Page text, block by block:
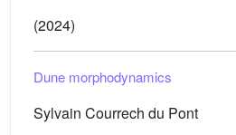
(2024)
Dune morphodynamics
Sylvain Courrech du Pont